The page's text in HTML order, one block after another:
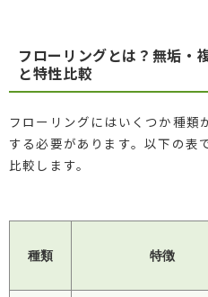
フローリングとは？無垢・
と特性比較
フローリングにはいくつか種類
する必要があります。以下の表
比較します。
種類 特徴